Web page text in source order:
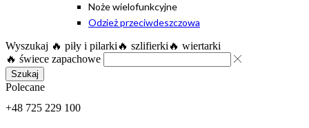
Noże wielofunkcyjne
Odzież przeciwdeszczowa
Wyszukaj 🔥 piły i pilarki 🔥 szlifierki 🔥 wiertarki
🔥 świece zapachowe
Szukaj
Polecane
+48 725 229 100